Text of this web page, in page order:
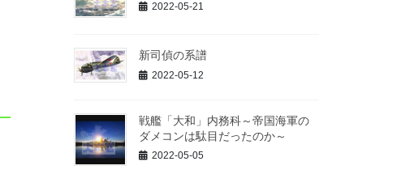
2022-05-21
新司偵の系譜
2022-05-12
戦艦「大和」内務科～帝国海軍の
ダメコンは駄目だったのか～
2022-05-05